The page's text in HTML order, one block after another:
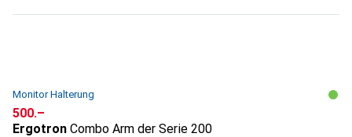
Monitor Halterung
CHF
500.–
Ergotron Combo Arm der Serie 200